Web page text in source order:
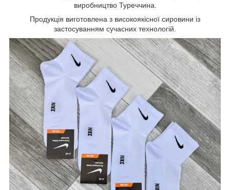
виробництво Туреччина.
Продукція виготовлена з високоякісної сировини із
застосуванням сучасних технологій.